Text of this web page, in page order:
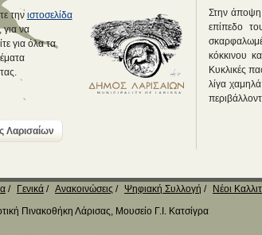
την ιστοσελίδα
για να
για όλα τα
Λαρισαίων
Στην άποψη
επίπεδο
κόκκινου
Κυκλικές
λίγα
Γενικά Ανακοινώσεις Ψηφιακή Συλλογή Νέοι
Πινακοθήκη Λάρισας, Μουσείο Γ.Ι. Κατσίγρα